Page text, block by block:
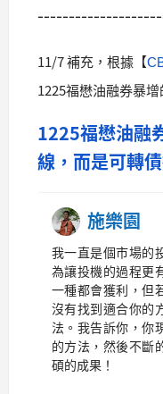
11/7 補充，根據【
1225福懋油融券暴增
1225福懋油融
線，而是可轉
施樂園
我一直是個市場的
為讓投機的過程更
一種都會獲利，但
沒有找到適合你的
法。我告訴你，你
的方法，然後不斷
碩的成果！